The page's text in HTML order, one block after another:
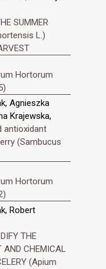
SUMMER
L.)
Hortorum
Agnieszka
Krajewska,
antioxidant
(Sambucus
Hortorum
Robert
THE
AND CHEMICAL
(Apium